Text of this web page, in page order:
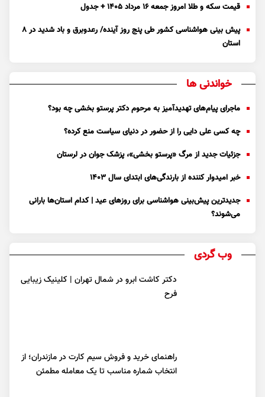
قیمت سکه و طلا امروز جمعه ۱۶ مرداد ۱۴۰۵ + جدول
پیش بینی هواشناسی کشور طی پنج روز آینده/ رعدوبرق و باد شدید در ۸
استان
خواندنی ها
ماجرای پیام‌های تهدیدآمیز به مرحوم دکتر پرستو بخشی چه بود؟
چه کسی علی دایی را از حضور در دنیای سیاست منع کرده؟
جزئیات جدید از مرگ «پرستو بخشی»، پزشک جوان در لرستان
خبر امیدوار کننده از بارندگی‌های ابتدای سال ۱۴۰۳
جدیدترین پیش‌بینی هواشناسی برای روزهای عید | کدام استان‌ها بارانی
می‌شوند؟
وب گردی
دکتر کاشت ابرو در شمال تهران | کلینیک زیبایی
فرح
راهنمای خرید و فروش سیم کارت در مازندران؛ از
انتخاب شماره مناسب تا یک معامله مطمئن